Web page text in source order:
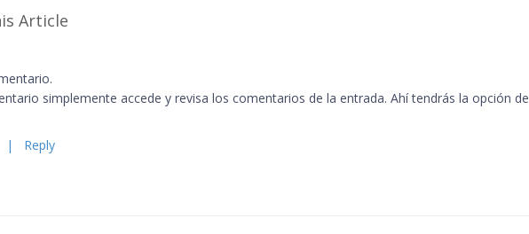
Article
simplemente accede y revisa los comentarios de la entrada. Ahí tendrás la opción de
| Reply